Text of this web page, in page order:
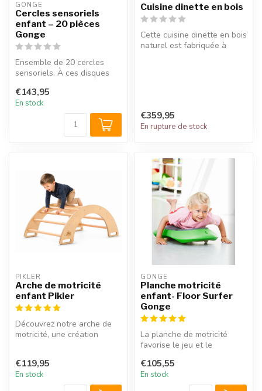
GONGE
Cercles sensoriels
enfant – 20 pièces
Gonge
Ensemble de 20 cercles
sensoriels. À ces disques
différent...
€143,95
En stock
Cuisine dinette en bois
Cette cuisine dinette en bois
naturel est fabriquée à
€359,95
En rupture de stock
PIKLER
Arche de motricité
enfant Pikler
Découvrez notre arche de
motricité, une création
€119,95
En stock
GONGE
Planche motricité
enfant- Floor Surfer
Gonge
La planche de motricité
favorise le jeu et le
planches...
€105,55
En stock